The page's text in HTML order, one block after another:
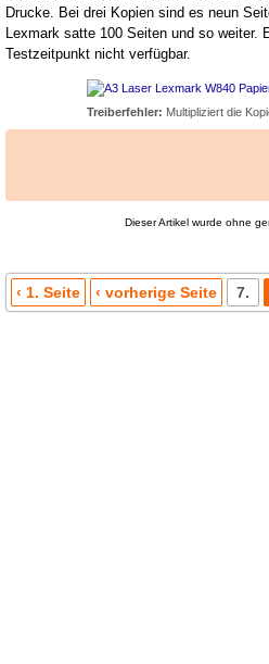
Drucke. Bei drei Kopien sind es neun
Lexmark satte 100 Seiten und so weiter.
Testzeitpunkt nicht verfügbar.
Treiberfehler: Multipliziert die
Dieser Artikel wurde ohne
‹ 1. Seite ‹ vorherige Seite 7.